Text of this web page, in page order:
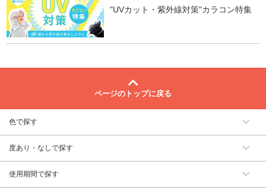
"UVカット・紫外線対策"カラコン特集
ページのトップに戻る
色で探す
度あり・なしで探す
使用期間で探す